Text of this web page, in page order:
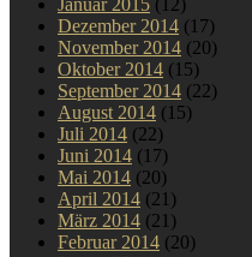
Januar 2015 (12)
Dezember 2014 (17)
November 2014 (20)
Oktober 2014 (15)
September 2014 (22)
August 2014 (15)
Juli 2014 (22)
Juni 2014 (17)
Mai 2014 (20)
April 2014 (21)
März 2014 (21)
Februar 2014 (20)